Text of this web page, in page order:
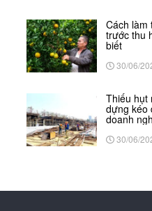
Cách làm
trước thu
biết
30/06/
Thiếu hụt
dựng kéo
doanh
30/06/